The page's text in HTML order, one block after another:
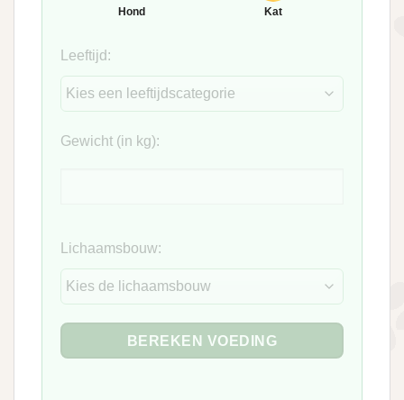
Hond Kat
Leeftijd:
Gewicht (in kg):
Lichaamsbouw:
BEREKEN VOEDING